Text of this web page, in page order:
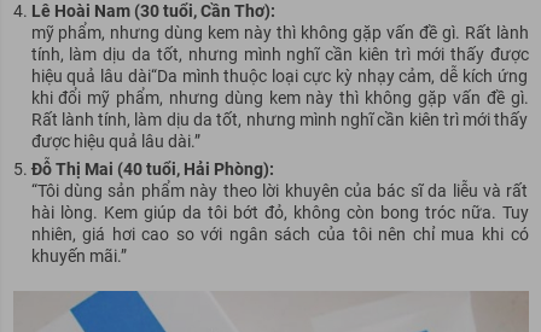
Lê Hoài Nam (30 tuổi, Cần Thơ):
mỹ phẩm, nhưng dùng kem này thì không gặp vấn đề gì. Rất lành
tính, làm dịu da tốt, nhưng mình nghĩ cần kiên trì mới thấy được
hiệu quả lâu dài“Da mình thuộc loại cực kỳ nhạy cảm, dễ kích ứng
khi đổi mỹ phẩm, nhưng dùng kem này thì không gặp vấn đề gì.
Rất lành tính, làm dịu da tốt, nhưng mình nghĩ cần kiên trì mới thấy
được hiệu quả lâu dài.”
Đỗ Thị Mai (40 tuổi, Hải Phòng):
“Tôi dùng sản phẩm này theo lời khuyên của bác sĩ da liễu và rất
hài lòng. Kem giúp da tôi bớt đỏ, không còn bong tróc nữa. Tuy
nhiên, giá hơi cao so với ngân sách của tôi nên chỉ mua khi có
khuyến mãi.”